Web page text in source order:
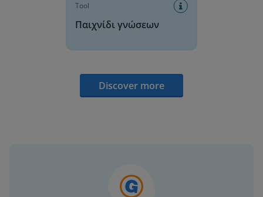
Tool
Παιχνίδι γνώσεων
Discover more